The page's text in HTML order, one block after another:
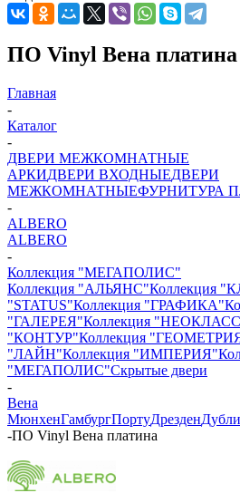
ПО Vinyl Вена платина
Главная
-
Каталог
-
ДВЕРИ МЕЖКОМНАТНЫЕ
АРКИДВЕРИ ВХОДНЫЕДВЕРИ
МЕЖКОМНАТНЫЕФУРНИТУРА
-
ALBERO
ALBERO
-
Коллекция "МЕГАПОЛИС"
Коллекция "АЛЬЯНС"Коллекция
"STATUS"Коллекция "ГРАФИКА"
"ГАЛЕРЕЯ"Коллекция
"КОНТУР"Коллекция
"ЛАЙН"Коллекция "ИМПЕРИЯ"
"МЕГАПОЛИС"Скрытые двери
-
Вена
МюнхенГамбургПортуДрезден
-ПО Vinyl Вена платина